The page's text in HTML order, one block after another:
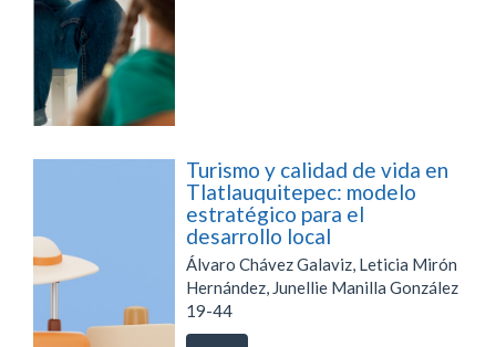
Turismo y calidad de vida en
Tlatlauquitepec: modelo
estratégico para el
desarrollo local
Álvaro Chávez Galaviz, Leticia Mirón
Hernández, Junellie Manilla González
19-44